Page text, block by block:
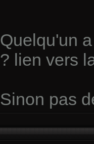
Quelqu'un
? lien vers
Sinon pas